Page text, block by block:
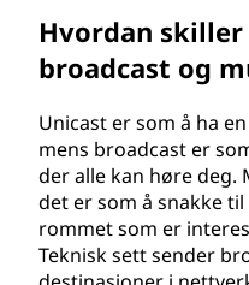
Hvordan
broadcast og
Unicast er som å ha
mens broadcast er
der alle kan høre deg.
det er som å snakke
rommet som er
Teknisk sett sender